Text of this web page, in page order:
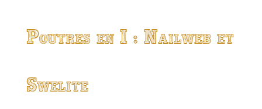
Poutres en I : Nailweb et
Swelite